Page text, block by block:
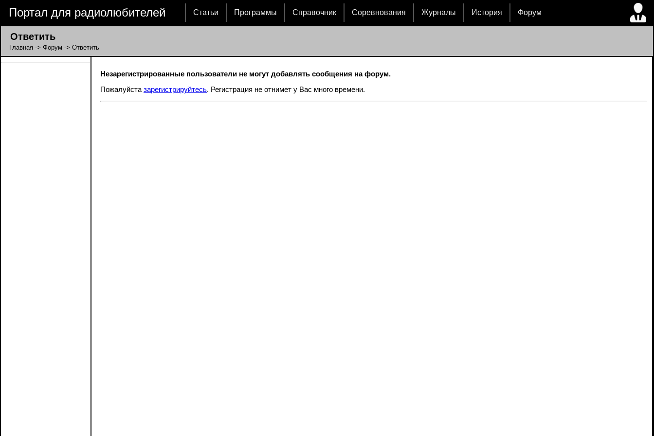
Портал для радиолюбителей Статьи Программы Справочник Соревнования Журналы История Форум
Ответить
Главная -> Форум -> Ответить
Незарегистрированные пользователи не могут добавлять сообщения на форум.
Пожалуйста зарегистрируйтесь. Регистрация не отнимет у Вас много времени.